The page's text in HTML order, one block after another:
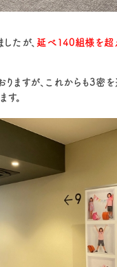
たが、 延べ140組様を超
ますが、これからも3密
す。